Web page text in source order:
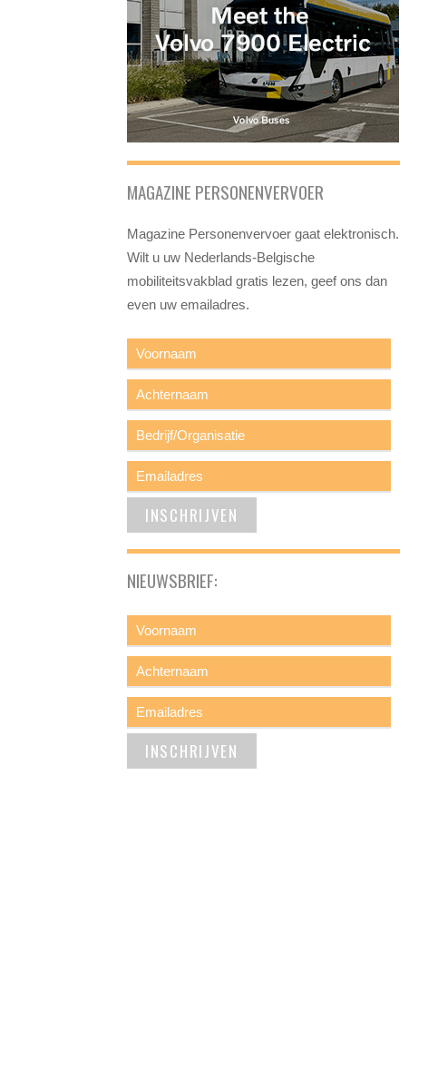
MAGAZINE PERSONENVERVOER
Magazine Personenvervoer gaat elektronisch.
Wilt u uw Nederlands-Belgische
mobiliteitsvakblad gratis lezen, geef ons dan
even uw emailadres.
NIEUWSBRIEF: